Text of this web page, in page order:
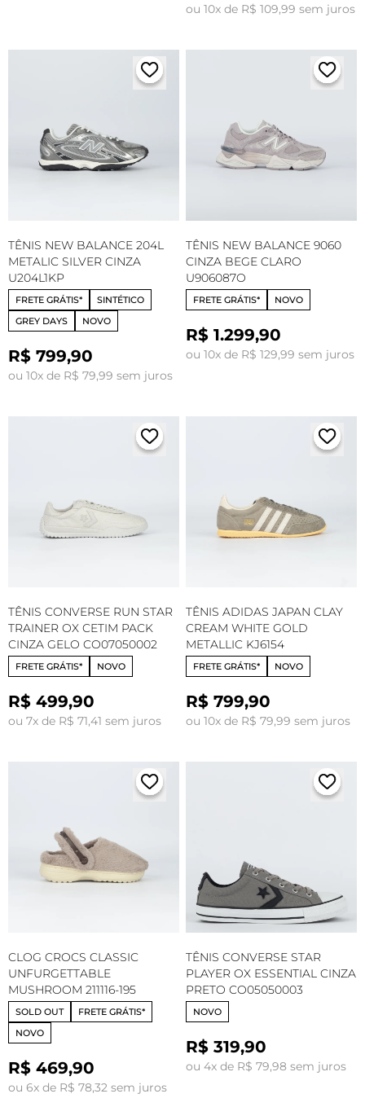
ou 10x de R$ 109,99 sem juros
TÊNIS NEW BALANCE 204L
METALIC SILVER CINZA
U204L1KP
FRETE GRÁTIS*
SINTÉTICO
GREY DAYS
NOVO
R$ 799,90
ou 10x de R$ 79,99 sem juros
TÊNIS NEW BALANCE 9060
CINZA BEGE CLARO
U906087O
FRETE GRÁTIS* NOVO
R$ 1.299,90
ou 10x de R$ 129,99 sem juros
TÊNIS CONVERSE RUN STAR
TRAINER OX CETIM PACK
CINZA GELO CO07050002
FRETE GRÁTIS* NOVO
R$ 499,90
ou 7x de R$ 71,41 sem juros
TÊNIS ADIDAS JAPAN CLAY
CREAM WHITE GOLD
METALLIC KJ6154
FRETE GRÁTIS* NOVO
R$ 799,90
ou 10x de R$ 79,99 sem juros
CLOG CROCS CLASSIC
UNFURGETTABLE
MUSHROOM 211116-195
SOLD OUT
FRETE GRÁTIS*
NOVO
R$ 469,90
ou 6x de R$ 78,32 sem juros
TÊNIS CONVERSE STAR
PLAYER OX ESSENTIAL CINZA
PRETO CO05050003
NOVO
R$ 319,90
ou 4x de R$ 79,98 sem juros